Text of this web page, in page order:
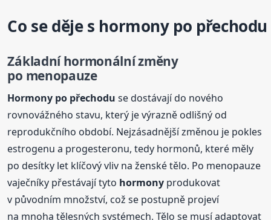
Co se děje s hormony po přechodu
Základní hormonální změny
po menopauze
Hormony po přechodu se dostávají do nového
rovnovážného stavu, který je výrazně odlišný od
reprodukčního období. Nejzásadnější změnou je pokles
estrogenu a progesteronu, tedy hormonů, které měly
po desítky let klíčový vliv na ženské tělo. Po menopauze
vaječníky přestávají tyto hormony produkovat
v původním množství, což se postupně projeví
na mnoha tělesných systémech. Tělo se musí adaptovat